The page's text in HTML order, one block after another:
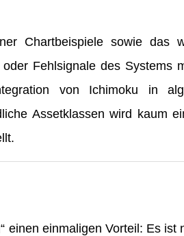
Chartbeispiele sowie das
Fehlsignale des Systems
von Ichimoku in
Assetklassen wird kaum
einen einmaligen Vorteil: Es ist